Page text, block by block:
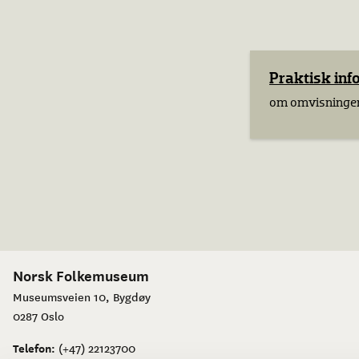
Praktisk
om
Norsk Folkemuseum
Museumsveien 10, Bygdøy
0287 Oslo
Telefon: (+47) 22123700